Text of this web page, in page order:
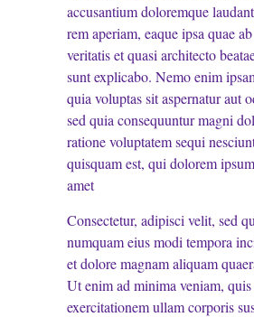
accusantium doloremque
rem aperiam, eaque ipsa quae
veritatis et quasi architecto
sunt explicabo. Nemo enim
quia voluptas sit aspernatur aut
sed quia consequuntur magni
ratione voluptatem sequi
quisquam est, qui dolorem
amet
Consectetur, adipisci velit, sed
numquam eius modi tempora
et dolore magnam aliquam
Ut enim ad minima veniam,
exercitationem ullam corporis